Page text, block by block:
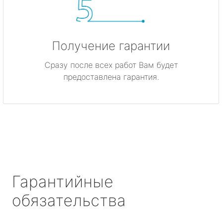
Получение гарантии
Сразу после всех работ Вам будет
предоставлена гарантия.
Гарантийные
обязательства